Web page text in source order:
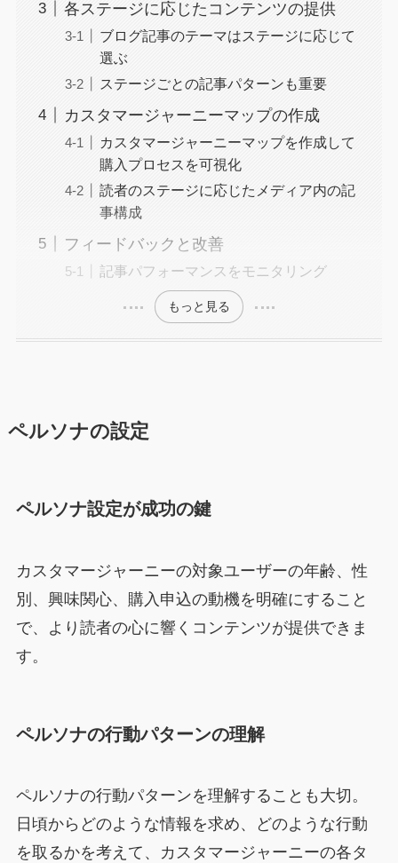
各ステージに応じたコンテンツの提供
ブログ記事のテーマはステージに応じて
選ぶ
ステージごとの記事パターンも重要
カスタマージャーニーマップの作成
カスタマージャーニーマップを作成して
購入プロセスを可視化
読者のステージに応じたメディア内の記
事構成
フィードバックと改善
記事パフォーマンスをモニタリング
もっと見る
ペルソナの設定
ペルソナ設定が成功の鍵
カスタマージャーニーの対象ユーザーの年齢、性
別、興味関心、購入申込の動機を明確にすること
で、より読者の心に響くコンテンツが提供できま
す。
ペルソナの行動パターンの理解
ペルソナの行動パターンを理解することも大切。
日頃からどのような情報を求め、どのような行動
を取るかを考えて、カスタマージャーニーの各タ